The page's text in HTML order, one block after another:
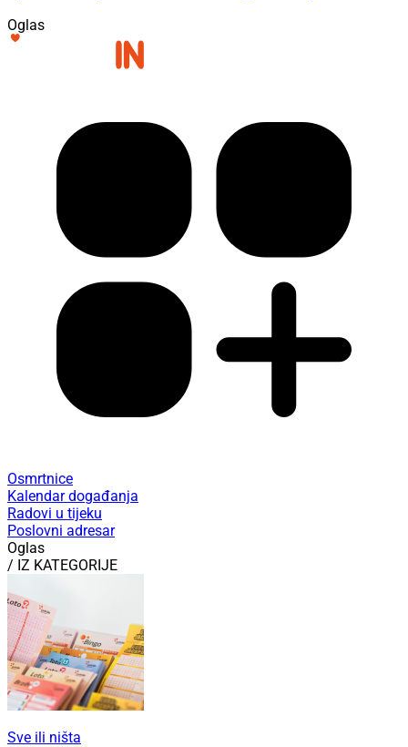
Oglas
Osmrtnice
Kalendar događanja
Radovi u tijeku
Poslovni adresar
Oglas
/ IZ KATEGORIJE
Sve ili ništa